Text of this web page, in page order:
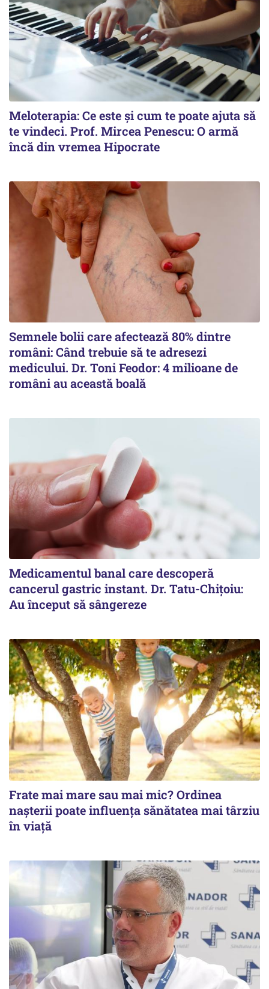
Meloterapia: Ce este și cum te poate ajuta să
te vindeci. Prof. Mircea Penescu: O armă
încă din vremea Hipocrate
Semnele bolii care afectează 80% dintre
români: Când trebuie să te adresezi
medicului. Dr. Toni Feodor: 4 milioane de
români au această boală
Medicamentul banal care descoperă
cancerul gastric instant. Dr. Tatu-Chițoiu:
Au început să sângereze
Frate mai mare sau mai mic? Ordinea
nașterii poate influența sănătatea mai târziu
în viață